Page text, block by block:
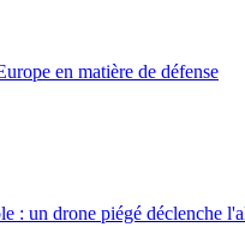
en matière de défense
: un drone piégé déclenche